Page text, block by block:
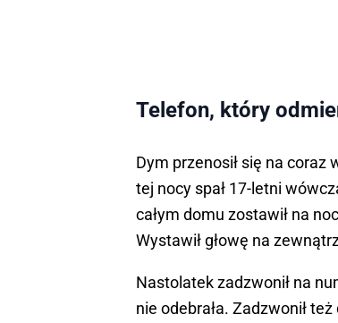
Telefon, który
Dym przenosił się na coraz
tej nocy spał 17-letni
całym domu zostawił na
Wystawił głowę na
Nastolatek zadzwonił na
nie odebrała. Zadzwonił